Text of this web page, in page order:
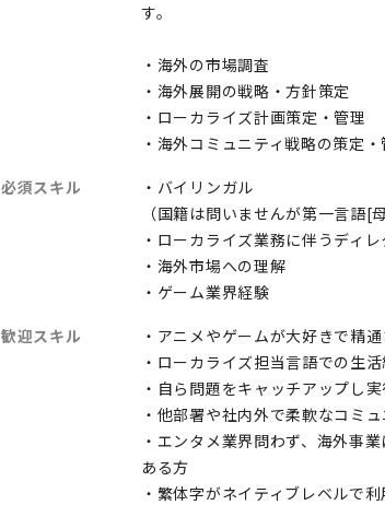
す。
・海外の市場調査
・海外展開の戦略・方針策定
・ローカライズ計画策定・管理
・海外コミュニティ戦略の策定・
必須スキル
・バイリンガル
（国籍は問いませんが第一言語[
・ローカライズ業務に伴うディ
・海外市場への理解
・ゲーム業界経験
歓迎スキル
・アニメやゲームが大好きで精
・ローカライズ担当言語での生
・自ら問題をキャッチアップし
・他部署や社内外で柔軟なコミ
・エンタメ業界問わず、海外事
ある方
・繁体字がネイティブレベルで